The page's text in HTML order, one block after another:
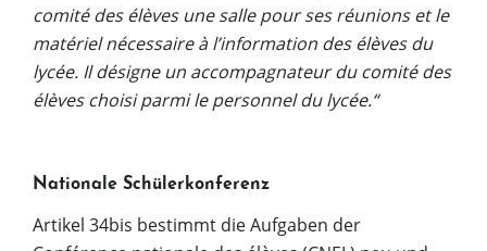
comité des élèves une salle pourses réunions et le
matériel nécessaire àl’information des élèves du
lycée. Il désigne un accompagnateur du comité des
élèveschoisi parmi le personnel du lycée.“
Nationale Schülerkonferenz
Artikel 34bis bestimmt die Aufgaben der